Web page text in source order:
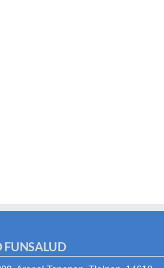
FUNSALUD